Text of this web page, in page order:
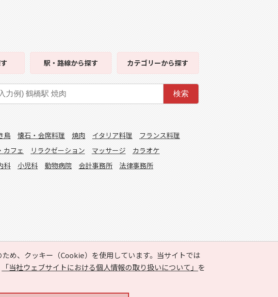
め、クッキー（Cookie）を使用しています。当サイトでは
「当社ウェブサイトにおける個人情報の取り扱いについて」 を
駅・路線から探す カテゴリーから探す
検索
鳥 懐石・会席料理 焼肉 イタリア料理
フランス料理
カフェ リラクゼーション マッサージ
カラオケ
科 小児科 動物病院 会計事務所 法律事務所